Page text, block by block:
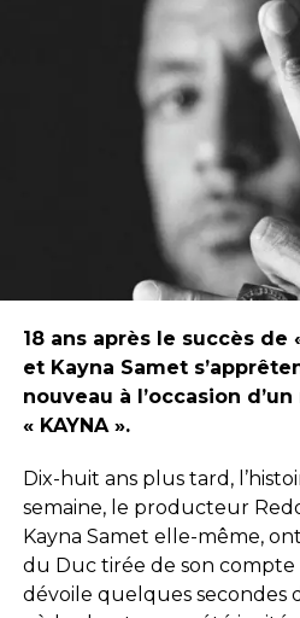
18 ans après le succès de
et Kayna Samet
nouveau à l’occasion
« KAYNA ».
Dix-huit ans plus tard,
semaine, le producteur
Kayna Samet elle-même,
du Duc tirée de son compte
dévoile quelques secondes